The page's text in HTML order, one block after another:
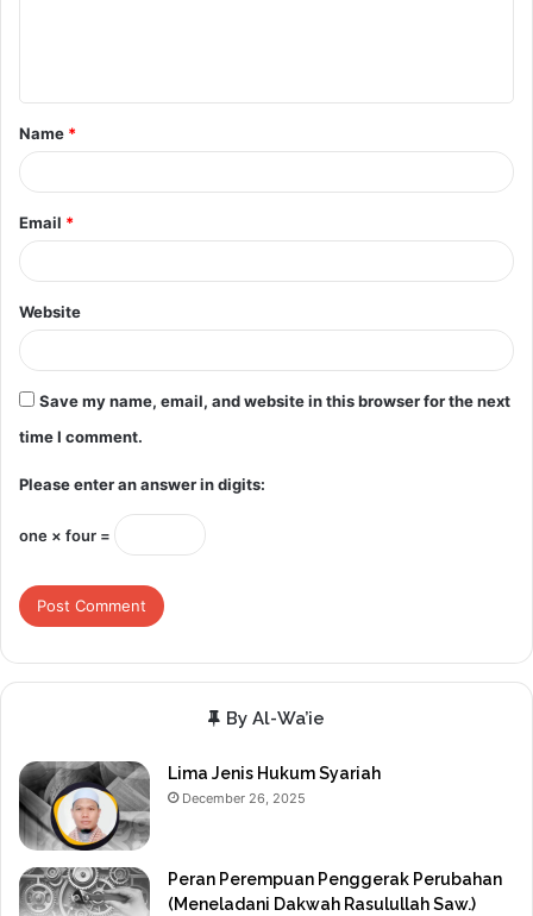
t
*
Name *
Email *
Website
Save my name, email, and website in this browser for the next
time I comment.
Please enter an answer in digits:
one × four =
By Al-Wa’ie
Lima Jenis Hukum Syariah
December 26, 2025
Peran Perempuan Penggerak Perubahan
(Meneladani Dakwah Rasulullah Saw.)